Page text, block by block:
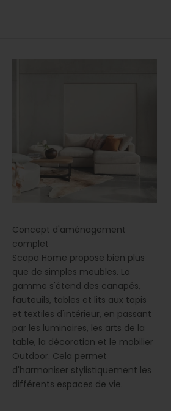
Concept d'aménagement
complet
Scapa Home propose bien plus
que de simples meubles. La
gamme s'étend des canapés,
fauteuils, tables et lits aux tapis
et textiles d'intérieur, en passant
par les luminaires, les arts de la
table, la décoration et le mobilier
Outdoor. Cela permet
d'harmoniser stylistiquement les
différents espaces de vie.